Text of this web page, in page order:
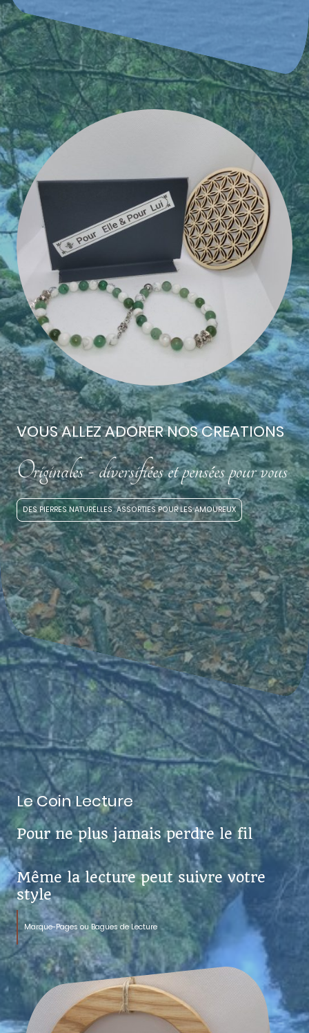
VOUS ALLEZ ADORER NOS CREATIONS
Originales - diversifiées et pensées pour vous
DES PIERRES NATURELLES ASSORTIES POUR LES AMOUREUX
Le Coin Lecture
Pour ne plus jamais perdre le fil
Même la lecture peut suivre votre
style
Marque-Pages ou Bagues de Lecture